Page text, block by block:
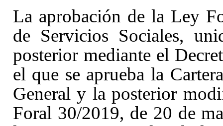
La aprobación de la Ley
de Servicios Sociales,
posterior mediante el
el que se aprueba la
Generaly la posterior
Foral 30/2019, de 20 de